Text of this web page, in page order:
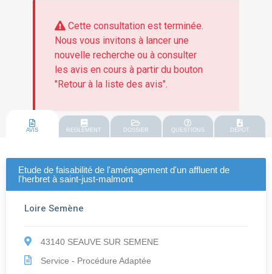
Cette consultation est terminée.
Nous vous invitons à lancer une
nouvelle recherche ou à consulter
les avis en cours à partir du bouton
"Retour à la liste des avis".
AVIS REGLEMENT DOSSIER QUESTIONS DEPOT
Etude de faisabilité de l'aménagement d'un affluent de
l'herbret à saint-just-malmont
Loire Semène
43140 SEAUVE SUR SEMENE
Service - Procédure Adaptée